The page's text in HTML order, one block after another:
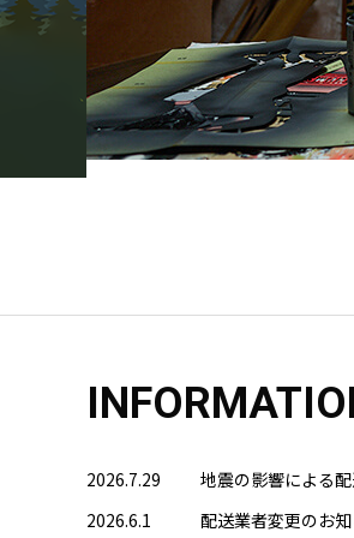
2026.7.29
地震の影響による
2026.6.1
配送業者変更のお